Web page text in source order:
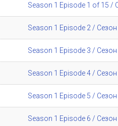
Season 1 Episode 1 of 15 /
Season 1 Episode 2 /
Season 1 Episode 3 /
Season 1 Episode 4 /
Season 1 Episode 5 /
Season 1 Episode 6 /